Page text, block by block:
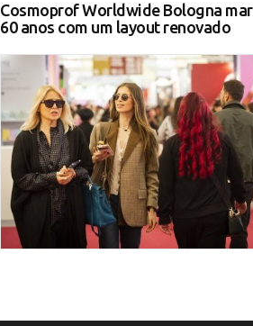
Cosmoprof Worldwide Bologna
60 anos com um layout renovado